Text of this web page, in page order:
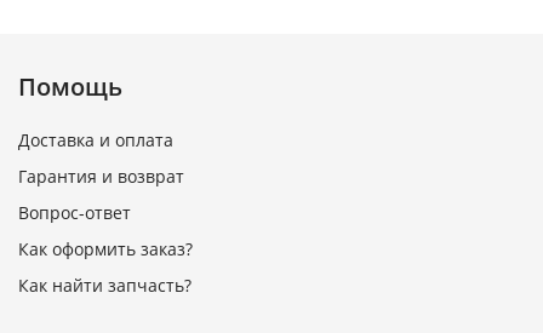
Помощь
Доставка и оплата
Гарантия и возврат
Вопрос-ответ
Как оформить заказ?
Как найти запчасть?